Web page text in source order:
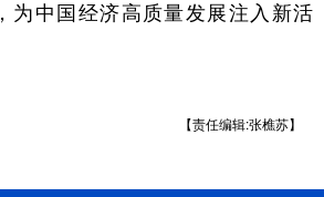
为中国经济高质量发展注入新活
【责任编辑:张樵苏】